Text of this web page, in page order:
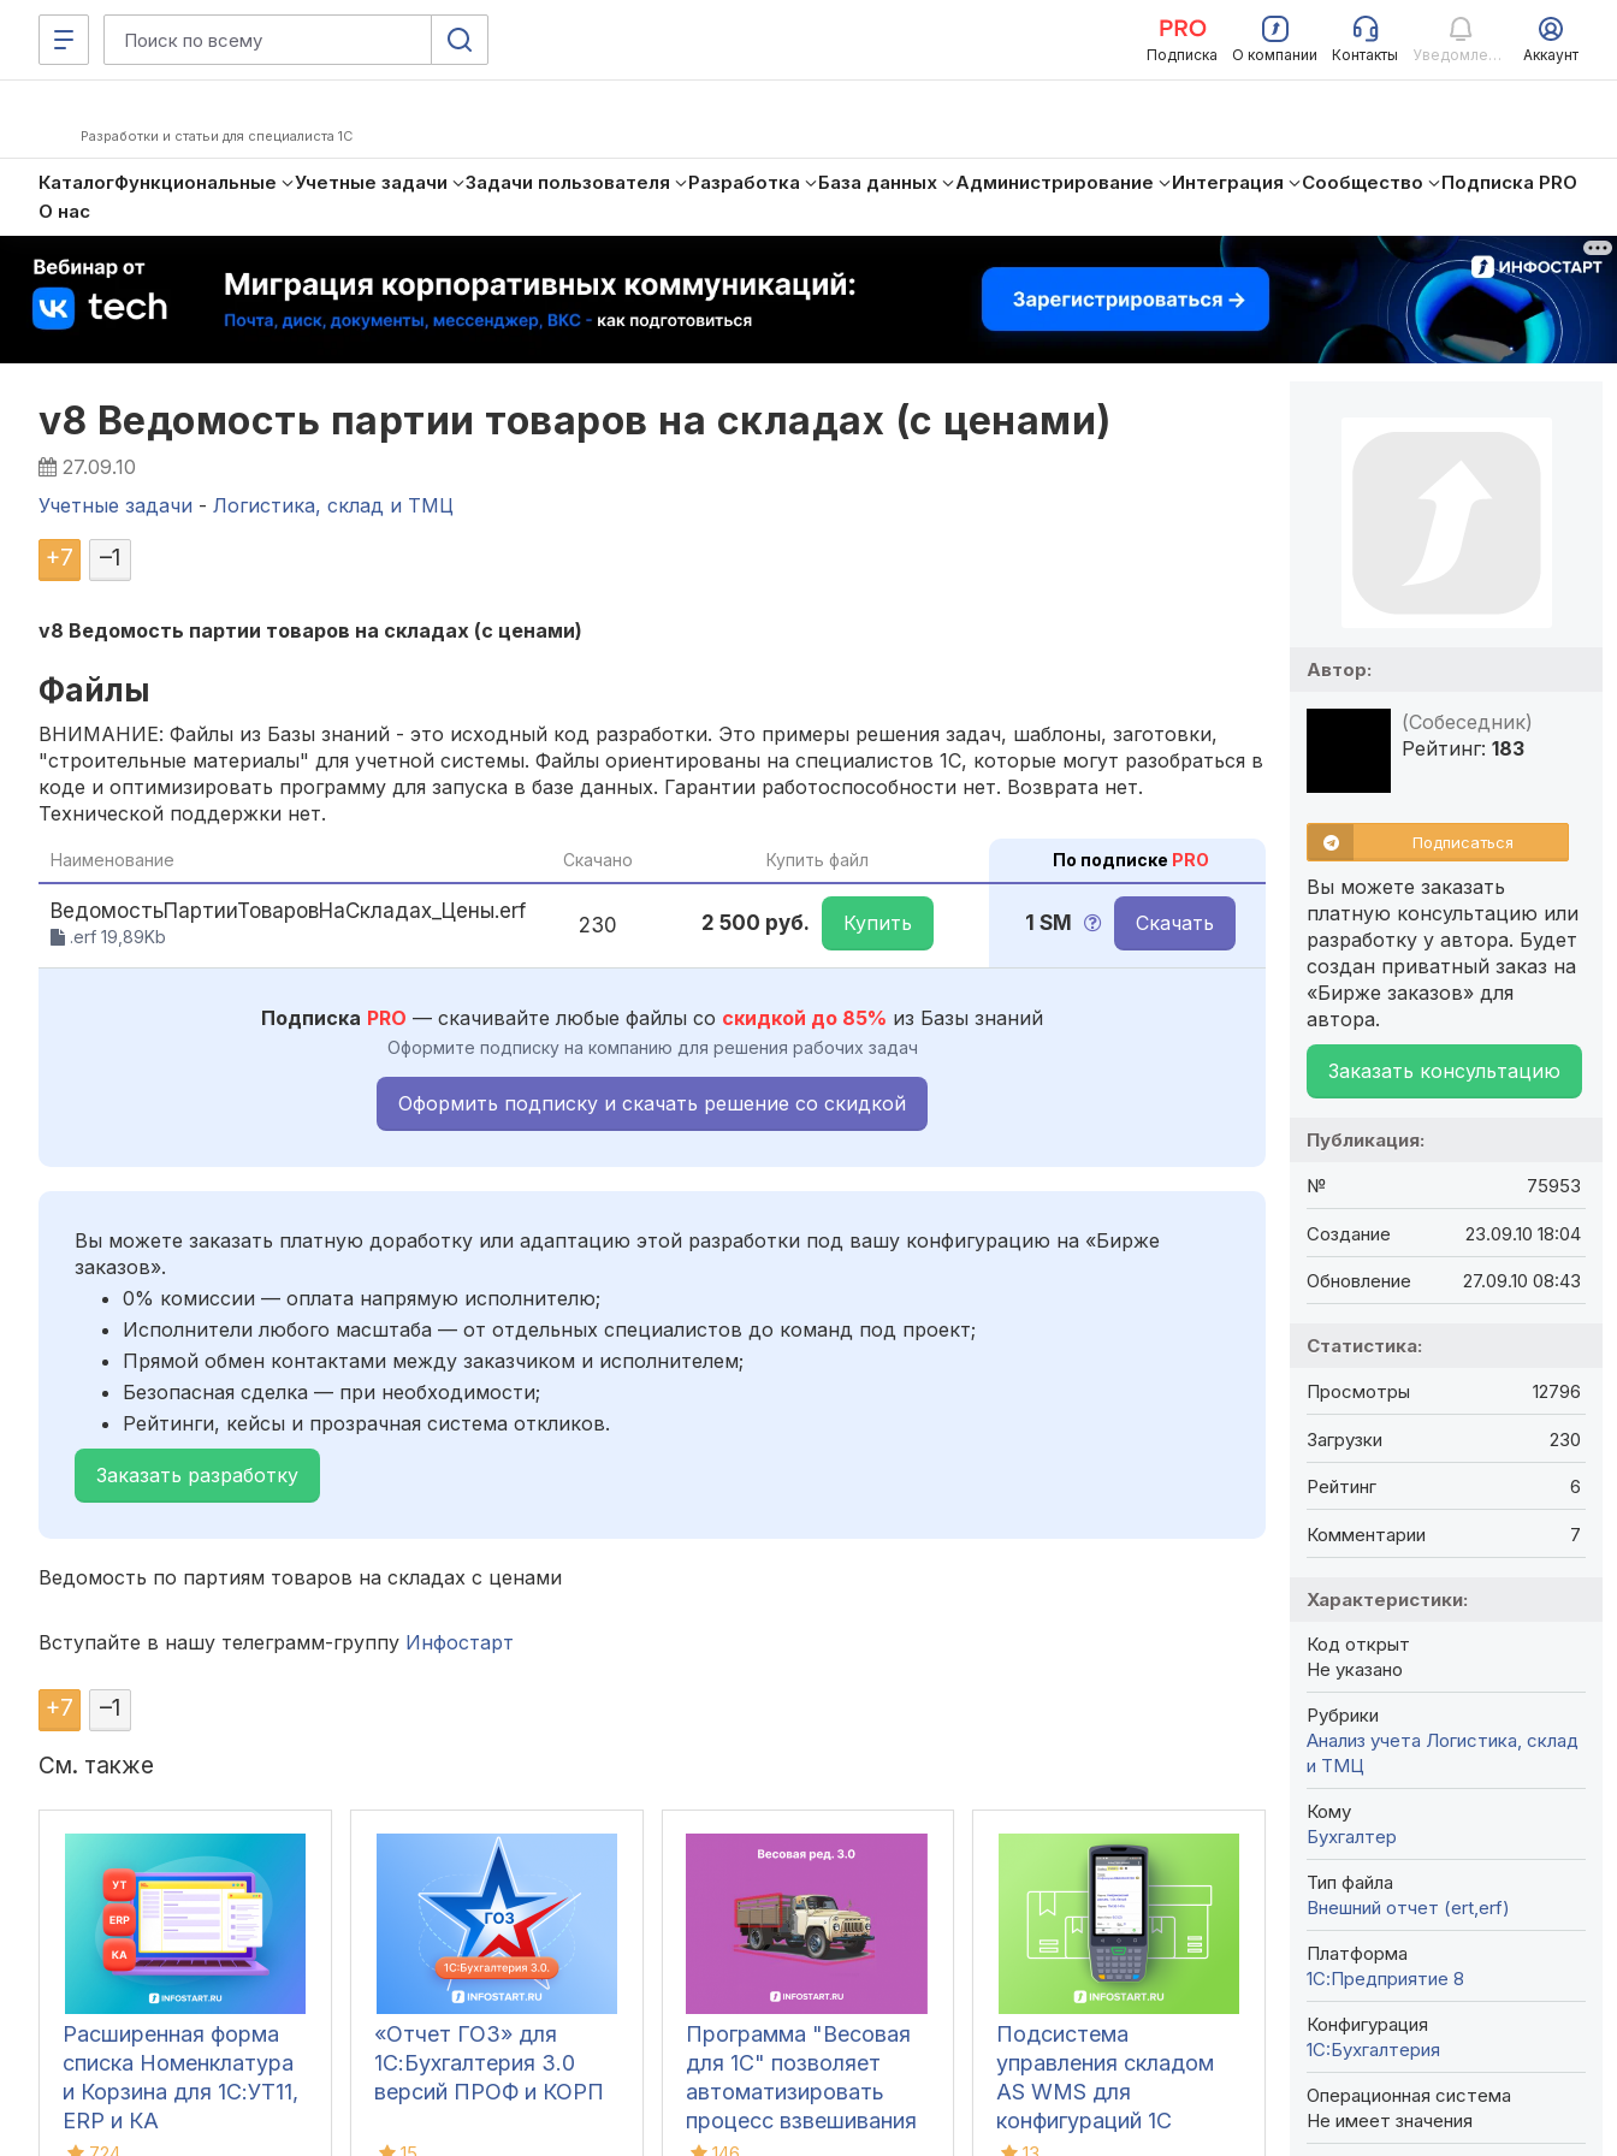
Подписка О компании Контакты Уведомления Аккаунт
Разработки и статьи для специалиста 1С
КаталогФункциональные Учетные задачи Задачи пользователя Разработка База данных Администрирование Интеграция Сообщество
Подписка PRO
О нас
v8 Ведомость партии товаров на складах (с ценами)
27.09.10
Учетные задачи - Логистика, склад и ТМЦ
+7 –1
v8 Ведомость партии товаров на складах (с ценами)
Файлы
ВНИМАНИЕ: Файлы из Базы знаний - это исходный код разработки. Это примеры решения задач, шаблоны, заготовки,
"строительные материалы" для учетной системы. Файлы ориентированы на специалистов 1С, которые могут разобраться в
коде и оптимизировать программу для запуска в базе данных. Гарантии работоспособности нет. Возврата нет.
Технической поддержки нет.
Наименование Скачано Купить файл По подписке PRO
ВедомостьПартииТоваровНаСкладах_Цены.erf
.erf 19,89Kb 230 2 500 руб. Купить 1 SM Скачать
Подписка PRO — скачивайте любые файлы со скидкой до 85% из Базы знаний
Оформите подписку на компанию для решения рабочих задач
Оформить подписку и скачать решение со скидкой
Вы можете заказать платную доработку или адаптацию этой разработки под вашу конфигурацию на «Бирже
заказов».
0% комиссии — оплата напрямую исполнителю;
Исполнители любого масштаба — от отдельных специалистов до команд под проект;
Прямой обмен контактами между заказчиком и исполнителем;
Безопасная сделка — при необходимости;
Рейтинги, кейсы и прозрачная система откликов.
Заказать разработку
Ведомость по партиям товаров на складах с ценами
Вступайте в нашу телеграмм-группу Инфостарт
+7 –1
См. также
Расширенная форма
списка Номенклатура
и Корзина для 1С:УТ11,
ERP и КА
«Отчет ГОЗ» для
1С:Бухгалтерия 3.0
версий ПРОФ и КОРП
Программа "Весовая
для 1С" позволяет
автоматизировать
процесс взвешивания
ТМЦ в организациях,
Подсистема
управления складом
AS WMS для
конфигураций 1С
Автор:
(Собеседник)
Рейтинг: 183
Подписаться
Вы можете заказать
платную консультацию или
разработку у автора. Будет
создан приватный заказ на
«Бирже заказов» для
автора.
Заказать консультацию
Публикация:
№ 75953
Создание 23.09.10 18:04
Обновление 27.09.10 08:43
Статистика:
Просмотры 12796
Загрузки 230
Рейтинг 6
Комментарии 7
Характеристики:
Код открыт
Не указано
Рубрики
Анализ учета Логистика, склад
и ТМЦ
Кому
Бухгалтер
Тип файла
Внешний отчет (ert,erf)
Платформа
1С:Предприятие 8
Конфигурация
1C:Бухгалтерия
Операционная система
Не имеет значения